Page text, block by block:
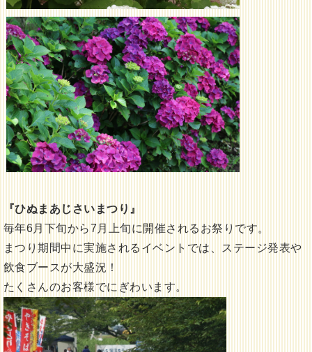
『ひぬまあじさいまつり』
毎年6月下旬から7月上旬に開催されるお祭りです。
まつり期間中に実施されるイベントでは、ステージ発表や
飲食ブースが大盛況！
たくさんのお客様でにぎわいます。